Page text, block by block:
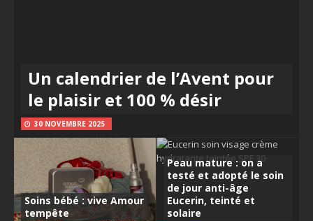
Un calendrier de l’Avent pour
le plaisir et 100 % désir
30 NOVEMBRE 2025
Soins bébé : vive Amour
tempête
Peau mature : on a
testé et adopté le soin
de jour anti-âge
Eucerin, teinté et
solaire